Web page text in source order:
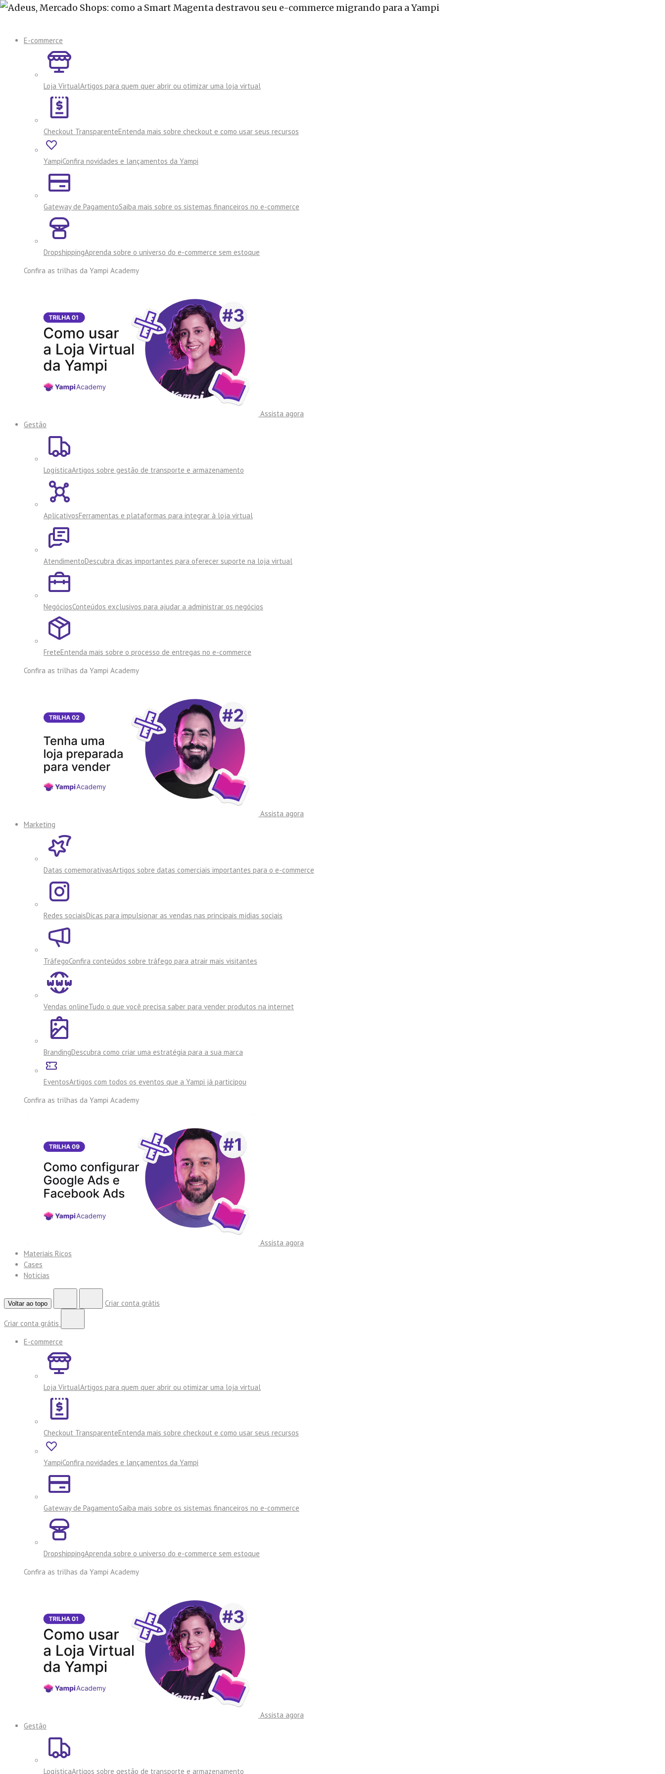
E-commerce
Loja VirtualArtigos para quem quer abrir ou otimizar uma loja virtual
Checkout TransparenteEntenda mais sobre checkout e como usar seus recursos
YampiConfira novidades e lançamentos da Yampi
Gateway de PagamentoSaiba mais sobre os sistemas financeiros no e-commerce
DropshippingAprenda sobre o universo do e-commerce sem estoque
Confira as trilhas da Yampi Academy
Assista agora
Gestão
LogísticaArtigos sobre gestão de transporte e armazenamento
AplicativosFerramentas e plataformas para integrar à loja virtual
AtendimentoDescubra dicas importantes para oferecer suporte na loja virtual
NegóciosConteúdos exclusivos para ajudar a administrar os negócios
FreteEntenda mais sobre o processo de entregas no e-commerce
Confira as trilhas da Yampi Academy
Assista agora
Marketing
Datas comemorativasArtigos sobre datas comerciais importantes para o e-commerce
Redes sociaisDicas para impulsionar as vendas nas principais mídias sociais
TráfegoConfira conteúdos sobre tráfego para atrair mais visitantes
Vendas onlineTudo o que você precisa saber para vender produtos na internet
BrandingDescubra como criar uma estratégia para a sua marca
EventosArtigos com todos os eventos que a Yampi já participou
Confira as trilhas da Yampi Academy
Assista agora
Materiais Ricos
Cases
Notícias
Voltar ao topo Criar conta grátis
Criar conta grátis
E-commerce
Loja VirtualArtigos para quem quer abrir ou otimizar uma loja virtual
Checkout TransparenteEntenda mais sobre checkout e como usar seus recursos
YampiConfira novidades e lançamentos da Yampi
Gateway de PagamentoSaiba mais sobre os sistemas financeiros no e-commerce
DropshippingAprenda sobre o universo do e-commerce sem estoque
Confira as trilhas da Yampi Academy
Assista agora
Gestão
LogísticaArtigos sobre gestão de transporte e armazenamento